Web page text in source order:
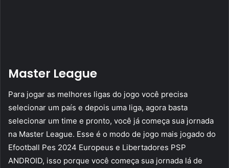
Master League
Para jogar as melhores ligas do jogo você precisa
selecionar um país e depois uma liga, agora basta
selecionar um time e pronto, você já começa sua jornada
na Master League. Esse é o modo de jogo mais jogado do
Efootball Pes 2024 Europeus e Libertadores PSP
ANDROID, isso porque você começa sua jornada lá de